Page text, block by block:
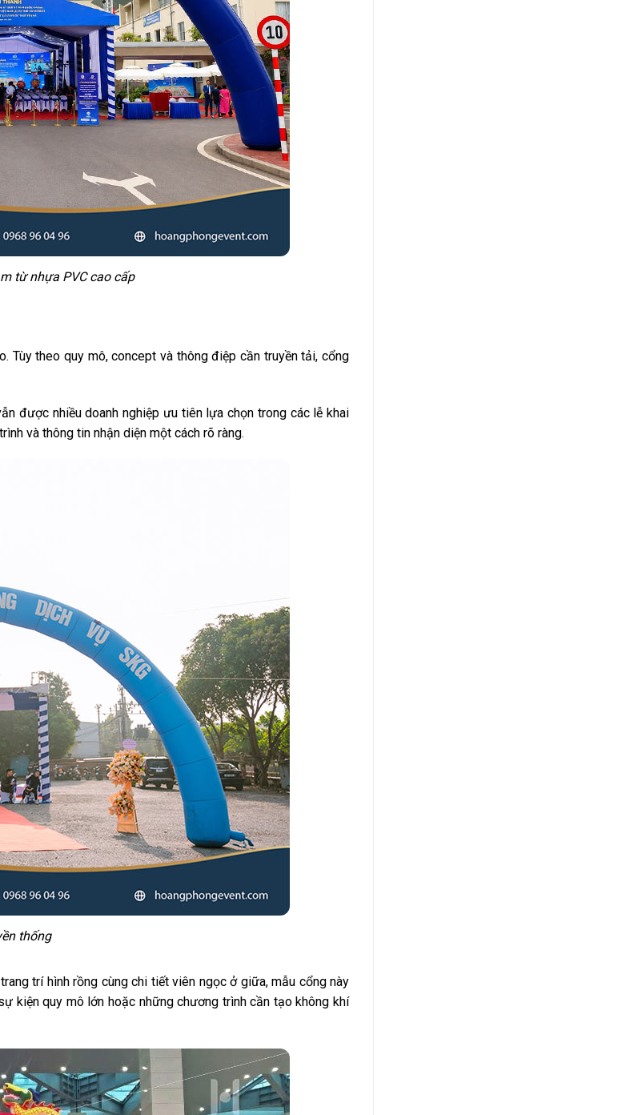
từ nhựa PVC cao cấp
Tùy theo quy mô, concept và thông điệp cần truyền tải, cổng
được nhiều doanh nghiệp ưu tiên lựa chọn trong các lễ khai
và thông tin nhận diện một cách rõ ràng.
thống
trí hình rồng cùng chi tiết viên ngọc ở giữa, mẫu cổng này
kiện quy mô lớn hoặc những chương trình cần tạo không khí